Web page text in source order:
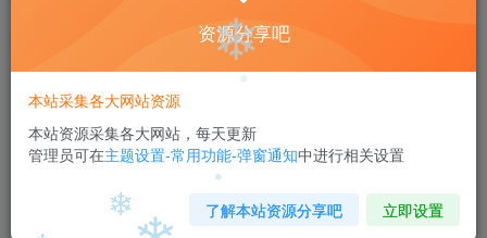
此内容为付费阅读，请付费后查看
9.9
黄金会员免费
立即购买
您当前未登录！建议登陆后购买，可保存购买订单
资源分享吧
本站采集各大网站资源
本站资源采集各大网站，每天更新
管理员可在主题设置-常用功能-弹窗通知中进行相关设置
了解本站资源分享吧 立即设置
❄
❄